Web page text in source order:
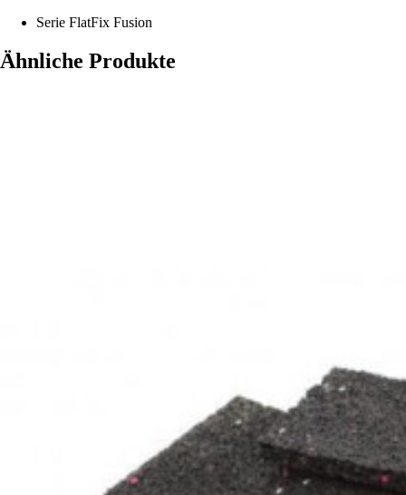
Serie FlatFix Fusion
Ähnliche Produkte